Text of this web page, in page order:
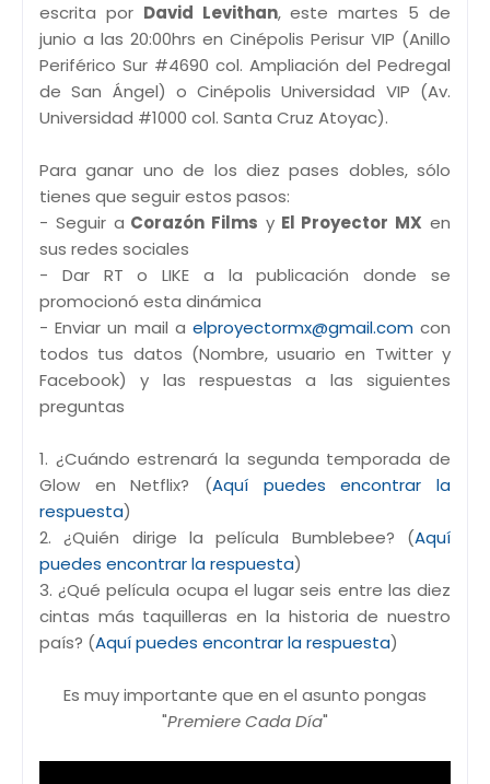
escrita por David Levithan, este martes 5 de
junio a las 20:00hrs en Cinépolis Perisur VIP (Anillo
Periférico Sur #4690 col. Ampliación del Pedregal
de San Ángel) o Cinépolis Universidad VIP (Av.
Universidad #1000 col. Santa Cruz Atoyac).
Para ganar uno de los diez pases dobles, sólo
tienes que seguir estos pasos:
- Seguir a Corazón Films yEl Proyector MX en
sus redes sociales
- Dar RT o LIKE a la publicación donde se
promocionó esta dinámica
- Enviar un mail a elproyectormx@gmail.com con
todos tus datos (Nombre, usuario en Twitter y
Facebook) y las respuestas a las siguientes
preguntas
1. ¿Cuándo estrenará la segunda temporada de
Glow en Netflix? (Aquí puedes encontrar la
respuesta)
2. ¿Quién dirige la película Bumblebee? (Aquí
puedes encontrar la respuesta)
3. ¿Qué película ocupa el lugar seis entre las diez
cintas más taquilleras en la historia de nuestro
país? (Aquí puedes encontrar la respuesta)
Es muy importante que en el asunto pongas
"Premiere Cada Día"